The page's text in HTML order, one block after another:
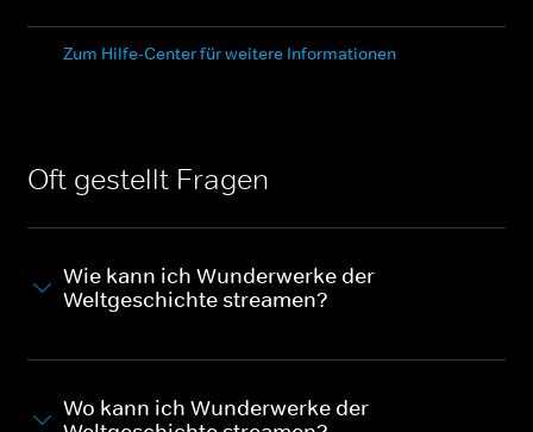
Zum Hilfe-Center für weitere Informationen
Oft gestellt Fragen
Wie kann ich Wunderwerke der
Weltgeschichte streamen?
Wo kann ich Wunderwerke der